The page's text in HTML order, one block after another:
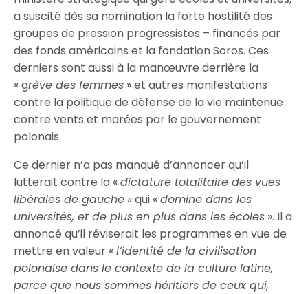
a suscité dès sa nomination la forte hostilité des
groupes de pression progressistes – financés par
des fonds américains et la fondation Soros. Ces
derniers sont aussi à la manœuvre derrière la
« grève des femmes » et autres manifestations
contre la politique de défense de la vie maintenue
contre vents et marées par le gouvernement
polonais.
Ce dernier n’a pas manqué d’annoncer qu’il
lutterait contre la «dictature totalitaire des vues
libérales de gauche » qui «domine dans les
universités, et de plus en plus dans les écoles ». Il a
annoncé qu’il réviserait les programmes en vue de
mettre en valeur «l’identité de la civilisation
polonaise dans le contexte de la culture latine,
parce que nous sommes héritiers de ceux qui,